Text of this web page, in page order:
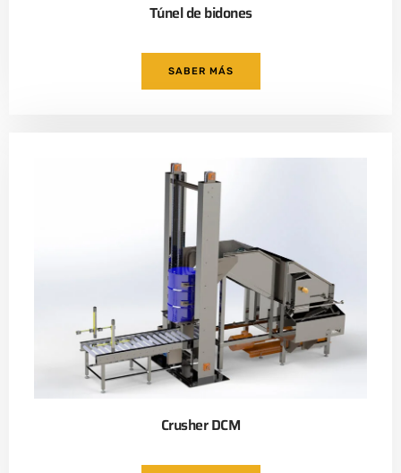
Túnel de bidones
SABER MÁS
Crusher DCM